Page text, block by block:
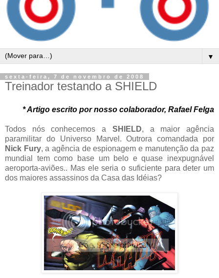
▼
sexta-feira, 7 de novembro de 2008
Treinador testando a SHIELD
* Artigo escrito por nosso colaborador, Rafael Felga
Todos nós conhecemos a SHIELD, a maior agência
paramilitar do Universo Marvel. Outrora comandada por
Nick Fury, a agência de espionagem e manutenção da paz
mundial tem como base um belo e quase inexpugnável
aeroporta-aviões.. Mas ele seria o suficiente para deter um
dos maiores assassinos da Casa das Idéias?